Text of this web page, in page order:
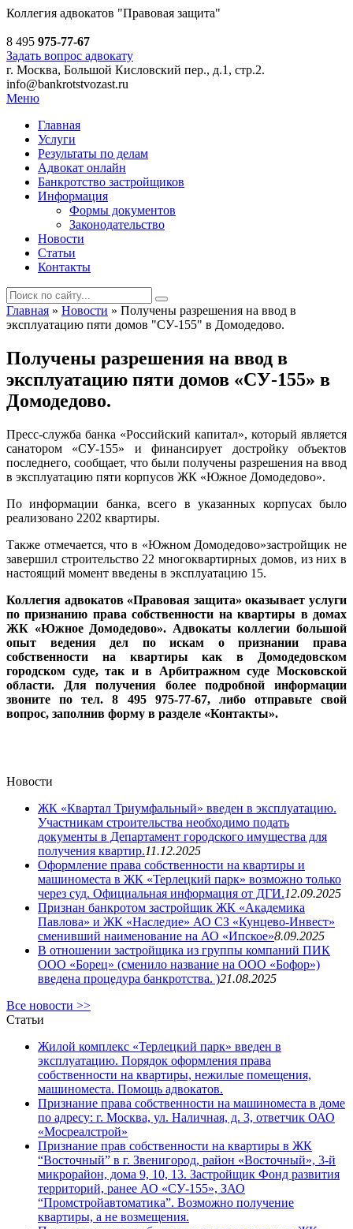
Коллегия адвокатов "Правовая защита"
8 495 975-77-67
Задать вопрос адвокату
г. Москва, Большой Кисловский пер., д.1, стр.2.
info@bankrotstvozast.ru
Меню
Главная
Услуги
Результаты по делам
Адвокат онлайн
Банкротство застройщиков
Информация
Формы документов
Законодательство
Новости
Статьи
Контакты
Главная » Новости » Получены разрешения на ввод в
эксплуатацию пяти домов "СУ-155" в Домодедово.
Получены разрешения на ввод в
эксплуатацию пяти домов «СУ-155» в
Домодедово.
Пресс-служба банка «Российский капитал», который является
санатором «СУ-155» и финансирует достройку объектов
последнего, сообщает, что были получены разрешения на ввод
в эксплуатацию пяти корпусов ЖК «Южное Домодедово».
По информации банка, всего в указанных корпусах было
реализовано 2202 квартиры.
Также отмечается, что в «Южном Домодедово»застройщик не
завершил строительство 22 многоквартирных домов, из них в
настоящий момент введены в эксплуатацию 15.
Коллегия адвокатов «Правовая защита» оказывает услуги
по признанию права собственности на квартиры в домах
ЖК «Южное Домодедово». Адвокаты коллегии большой
опыт ведения дел по искам о признании права
собственности на квартиры как в Домодедовском
городском суде, так и в Арбитражном суде Московской
области. Для получения более подробной информации
звоните по тел. 8 495 975-77-67, либо отправьте свой
вопрос, заполнив форму в разделе «Контакты».
Новости
ЖК «Квартал Триумфальный» введен в эксплуатацию.
Участникам строительства необходимо подать
документы в Департамент городского имущества для
получения квартир.11.12.2025
Оформление права собственности на квартиры и
машиноместа в ЖК «Терлецкий парк» возможно только
через суд. Официальная информация от ДГИ.12.09.2025
Признан банкротом застройщик ЖК «Академика
Павлова» и ЖК «Наследие» АО СЗ «Кунцево-Инвест»
сменивший наименование на АО «Ипское»8.09.2025
В отношении застройщика из группы компаний ПИК
ООО «Борец» (сменило название на ООО «Бофор»)
введена процедура банкротства. )21.08.2025
Все новости >>
Статьи
Жилой комплекс «Терлецкий парк» введен в
эксплуатацию. Порядок оформления права
собственности на квартиры, нежилые помещения,
машиноместа. Помощь адвокатов.
Признание права собственности на машиноместа в доме
по адресу: г. Москва, ул. Наличная, д. 3, ответчик ОАО
«Мосреалстрой»
Признание прав собственности на квартиры в ЖК
“Восточный” в г. Звенигород, район «Восточный», 3-й
микрорайон, дома 9, 10, 13. Застройщик Фонд развития
территорий, ранее АО «СУ-155», ЗАО
“Промстройавтоматика”. Возможно получение
квартиры, а не возмещения.